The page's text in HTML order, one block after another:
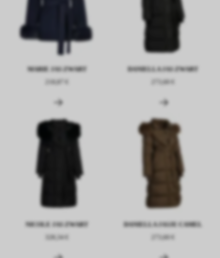
MARIE JAS ZWART
218,87 €
DANIELLA JAS ZWART
273,60 €
NICOLE JAS ZWART
328,34 €
DANIELLA JASJE CAMEL
273,60 €